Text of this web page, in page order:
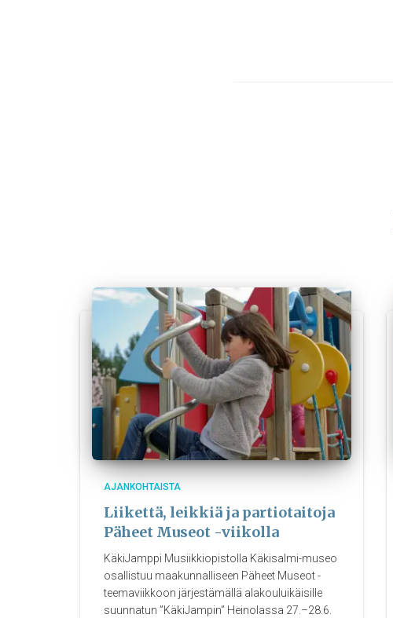
AJANKOHTAISTA
Liikettä, leikkiä ja partiotaitoja
Päheet Museot -viikolla
KäkiJamppi Musiikkiopistolla Käkisalmi-museo
osallistuu maakunnalliseen Päheet Museot -
teemaviikkoon järjestämällä alakouluikäisille
suunnatun ”KäkiJampin” Heinolassa 27.–28.6.